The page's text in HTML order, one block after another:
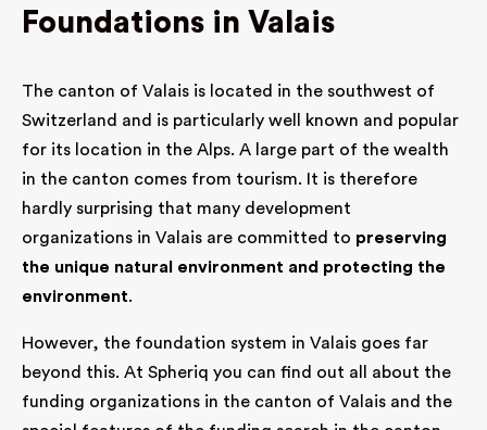
Foundations in Valais
The canton of Valais is located in the southwest of
Switzerland and is particularly well known and popular
for its location in the Alps. A large part of the wealth
in the canton comes from tourism. It is therefore
hardly surprising that many development
organizations in Valais are committed to preserving
the unique natural environment and protecting the
environment.
However, the foundation system in Valais goes far
beyond this. At Spheriq you can find out all about the
funding organizations in the canton of Valais and the